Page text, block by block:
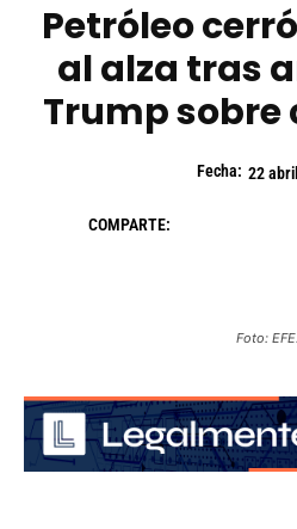
Petróleo
al alza tras
Trump sobre
Fecha: 22
COMPARTE:
Foto: EFE.